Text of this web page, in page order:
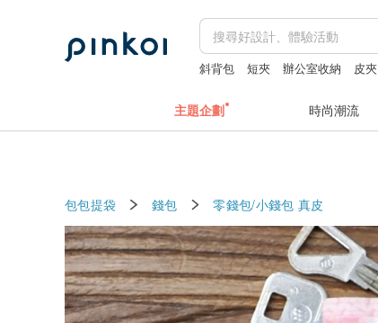
斜背包 短夾 辦公室收納 皮夾
主題企劃 時尚潮流
包包提袋 錢包 零錢包/小錢包 真皮